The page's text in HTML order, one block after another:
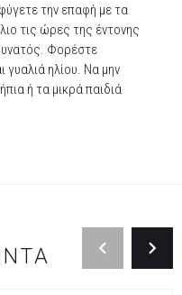
την επαφή με τα
τις ώρες της έντονης
Φορέστε
γυαλιά ηλίου. Να μην
ή τα μικρά παιδιά